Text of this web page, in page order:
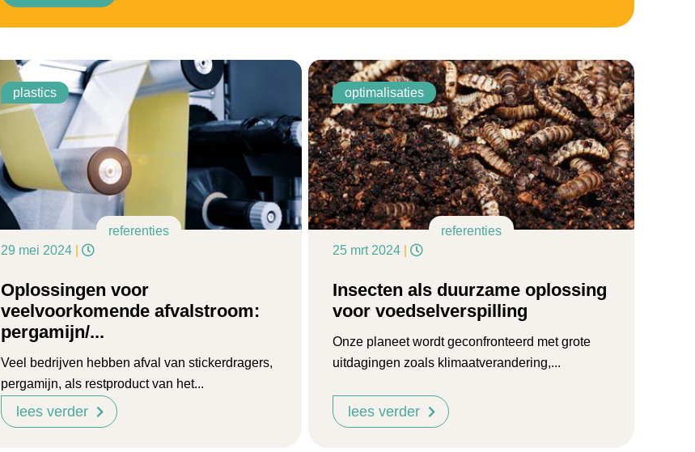
plastics
referenties
29 mei 2024|
Oplossingen voor
veelvoorkomende afvalstroom:
pergamijn/...
Veel bedrijven hebben afval van stickerdragers,
pergamijn, als restproduct van het...
lees verder
optimalisaties
referenties
25 mrt 2024
Insecten als duurzame oplossing
voor voedselverspilling
Onze planeet wordt geconfronteerd met grote
uitdagingen zoals klimaatverandering,...
lees verder